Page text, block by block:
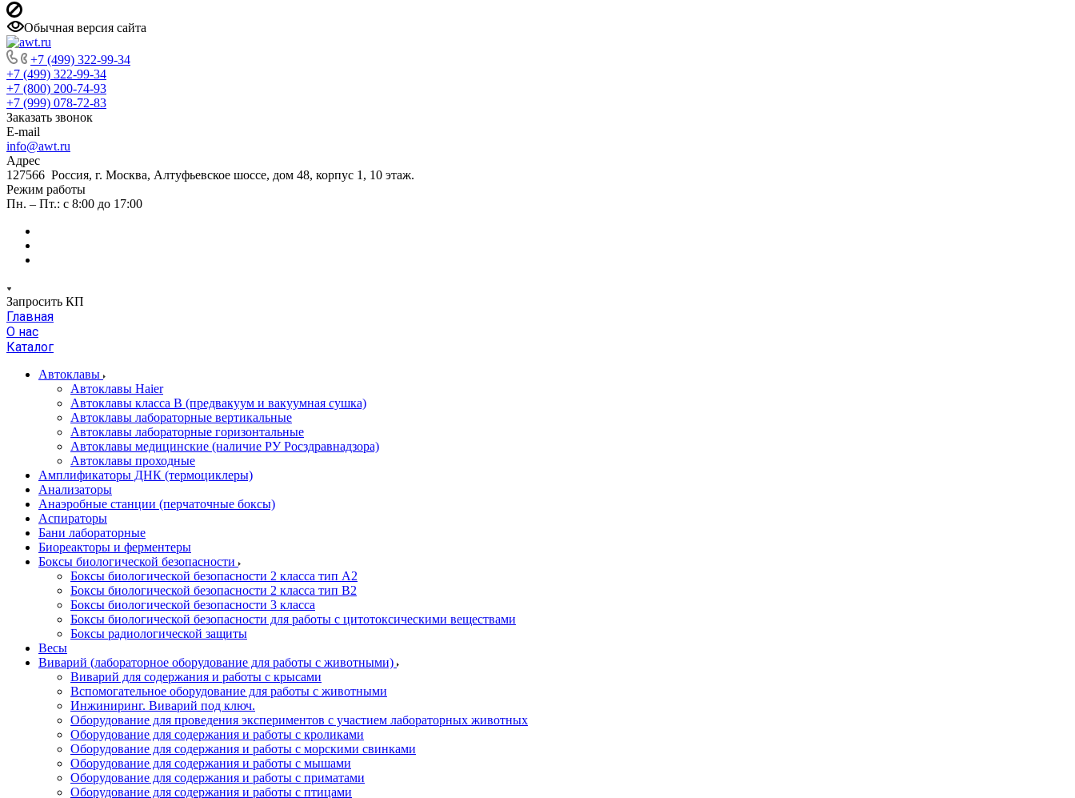
Обычная версия сайта
+7 (499) 322-99-34
+7 (499) 322-99-34
+7 (800) 200-74-93
+7 (999) 078-72-83
Заказать звонок
E-mail
info@awt.ru
Адрес
127566 Россия, г. Москва, Алтуфьевское шоссе, дом 48, корпус 1, 10 этаж.
Режим работы
Пн. – Пт.: с 8:00 до 17:00
Запросить КП
Главная
О нас
Каталог
Автоклавы
Автоклавы Haier
Автоклавы класса B (предвакуум и вакуумная сушка)
Автоклавы лабораторные вертикальные
Автоклавы лабораторные горизонтальные
Автоклавы медицинские (наличие РУ Росздравнадзора)
Автоклавы проходные
Амплификаторы ДНК (термоциклеры)
Анализаторы
Анаэробные станции (перчаточные боксы)
Аспираторы
Бани лабораторные
Биореакторы и ферментеры
Боксы биологической безопасности
Боксы биологической безопасности 2 класса тип A2
Боксы биологической безопасности 2 класса тип B2
Боксы биологической безопасности 3 класса
Боксы биологической безопасности для работы с цитотоксическими веществами
Боксы радиологической защиты
Весы
Виварий (лабораторное оборудование для работы с животными)
Виварий для содержания и работы с крысами
Вспомогательное оборудование для работы с животными
Инжиниринг. Виварий под ключ.
Оборудование для проведения экспериментов с участием лабораторных животных
Оборудование для содержания и работы с кроликами
Оборудование для содержания и работы с морскими свинками
Оборудование для содержания и работы с мышами
Оборудование для содержания и работы с приматами
Оборудование для содержания и работы с птицами